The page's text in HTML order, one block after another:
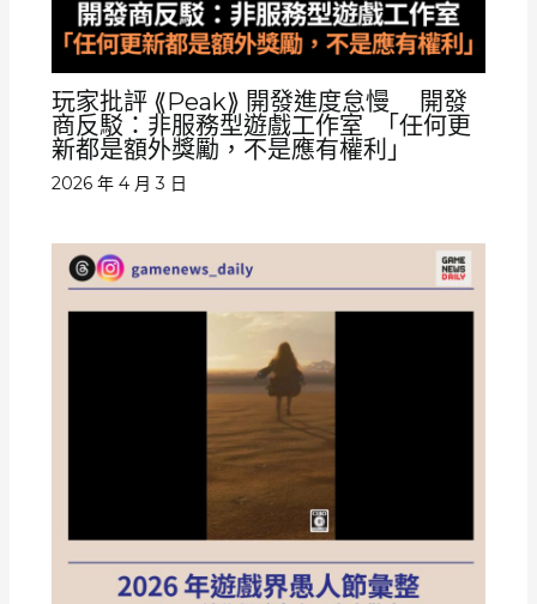
玩家批評 ⟪Peak⟫ 開發進度怠慢 開發
商反駁：非服務型遊戲工作室 ｢任何更
新都是額外獎勵，不是應有權利｣
2026 年 4 月 3 日